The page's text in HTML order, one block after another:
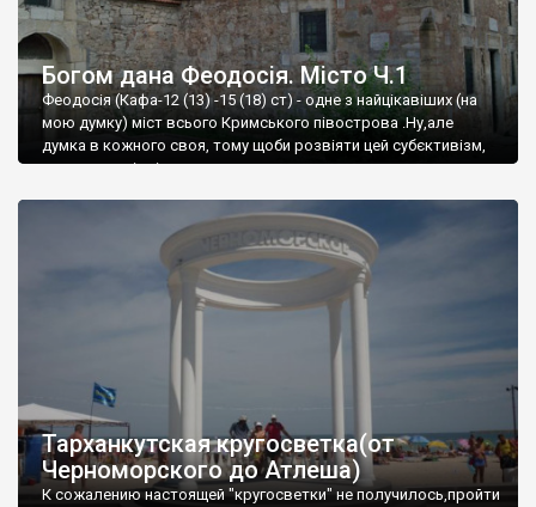
Богом дана Феодосія. Місто Ч.1
Феодосія (Кафа-12 (13) -15 (18) ст) - одне з найцікавіших (на
мою думку) міст всього Кримського півострова .Ну,але
думка в кожного своя, тому щоби розвіяти цей субєктивізм,
запрошую відвідати це
Тарханкутская кругосветка(от
Черноморского до Атлеша)
К сожалению настоящей "кругосветки" не получилось,пройти